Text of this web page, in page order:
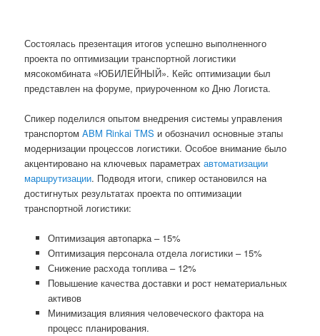
Состоялась презентация итогов успешно выполненного
проекта по оптимизации транспортной логистики
мясокомбината «ЮБИЛЕЙНЫЙ». Кейс оптимизации был
представлен на форуме, приуроченном ко Дню Логиста.
Спикер поделился опытом внедрения системы управления
транспортомABM Rinkai TMS и обозначил основные этапы
модернизации процессов логистики. Особое внимание было
акцентировано на ключевых параметрахавтоматизации
маршрутизации. Подводя итоги, спикер остановился на
достигнутых результатах проекта по оптимизации
транспортной логистики:
Оптимизация автопарка – 15%
Оптимизация персонала отдела логистики – 15%
Снижение расхода топлива – 12%
Повышение качества доставки и рост нематериальных
активов
Минимизация влияния человеческого фактора на
процесс планирования.